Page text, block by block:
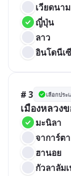
เวียดนาม
ญี่ปุ่น
ลาว
อินโดนีเ
# 3 เลือกประ
เมืองหลวง
มะนิลา
จาการ์ตา
ฮานอย
กัวลาลัม